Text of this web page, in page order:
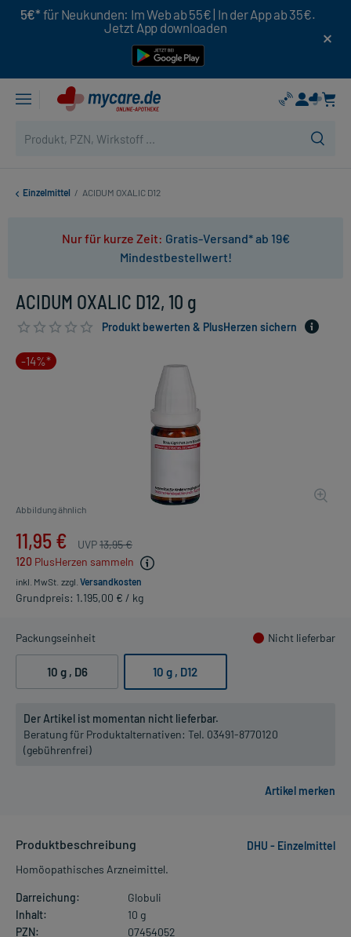
5€* für Neukunden: Im Web ab 55€ | In der App ab 35€.
Jetzt App downloaden
Einzelmittel / ACIDUM OXALIC D12
Nur für kurze Zeit: Gratis-Versand* ab 19€
Mindestbestellwert!
ACIDUM OXALIC D12, 10 g
Produkt bewerten & PlusHerzen sichern
-14%*
Abbildung ähnlich
11,95 € UVP13,95 €
120 PlusHerzen sammeln
inkl. MwSt. zzgl. Versandkosten
Grundpreis: 1.195,00 € / kg
Packungseinheit Nicht lieferbar
10 g , D6 10 g , D12
Der Artikel ist momentan nicht lieferbar.
Beratung für Produktalternativen: Tel. 03491-8770120
(gebührenfrei)
Produktbeschreibung
DHU - Einzelmittel
Homöopathisches Arzneimittel.
Darreichung:
Globuli
Inhalt:
10 g
PZN:
07454052